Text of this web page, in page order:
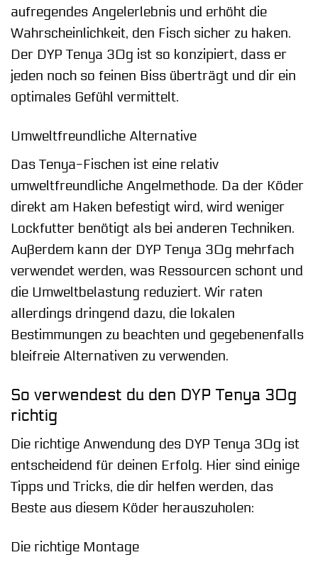
aufregendes Angelerlebnis und erhöht die
Wahrscheinlichkeit, den Fisch sicher zu haken.
Der DYP Tenya 30g ist so konzipiert, dass er
jeden noch so feinen Biss überträgt und dir ein
optimales Gefühl vermittelt.
Umweltfreundliche Alternative
Das Tenya-Fischen ist eine relativ
umweltfreundliche Angelmethode. Da der Köder
direkt am Haken befestigt wird, wird weniger
Lockfutter benötigt als bei anderen Techniken.
Außerdem kann der DYP Tenya 30g mehrfach
verwendet werden, was Ressourcen schont und
die Umweltbelastung reduziert. Wir raten
allerdings dringend dazu, die lokalen
Bestimmungen zu beachten und gegebenenfalls
bleifreie Alternativen zu verwenden.
So verwendest du den DYP Tenya 30g
richtig
Die richtige Anwendung des DYP Tenya 30g ist
entscheidend für deinen Erfolg. Hier sind einige
Tipps und Tricks, die dir helfen werden, das
Beste aus diesem Köder herauszuholen:
Die richtige Montage